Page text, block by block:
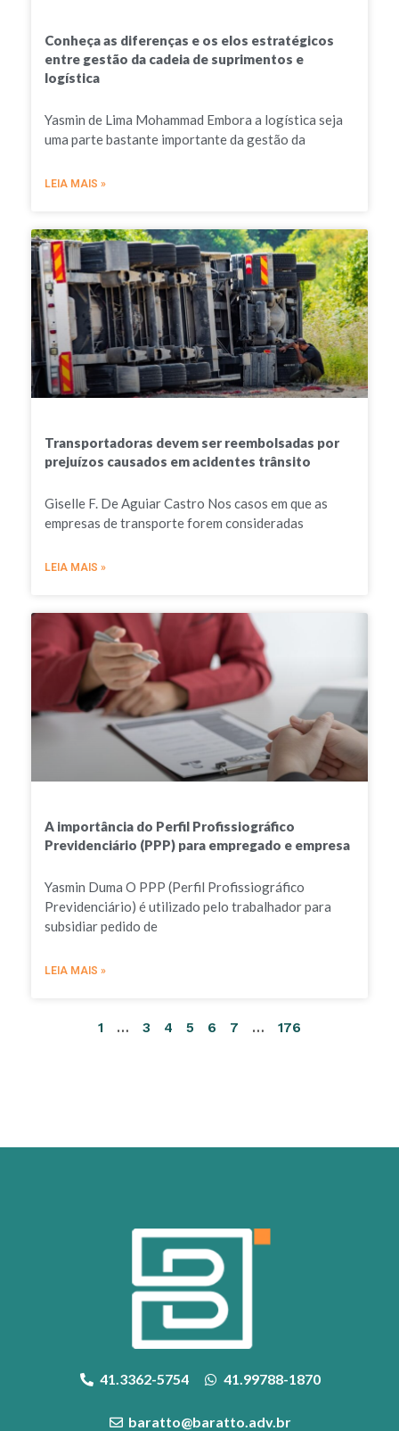
Conheça as diferenças e os elos estratégicos
entre gestão da cadeia de suprimentos e
logística
Yasmin de Lima Mohammad Embora a logística seja
uma parte bastante importante da gestão da
LEIA MAIS »
Transportadoras devem ser reembolsadas por
prejuízos causados em acidentes trânsito
Giselle F. De Aguiar Castro Nos casos em que as
empresas de transporte forem consideradas
LEIA MAIS »
A importância do Perfil Profissiográfico
Previdenciário (PPP) para empregado e empresa
Yasmin Duma O PPP (Perfil Profissiográfico
Previdenciário) é utilizado pelo trabalhador para
subsidiar pedido de
LEIA MAIS »
1 … 3 4 5 6 7 … 176
41.3362-5754 41.99788-1870
baratto@baratto.adv.br